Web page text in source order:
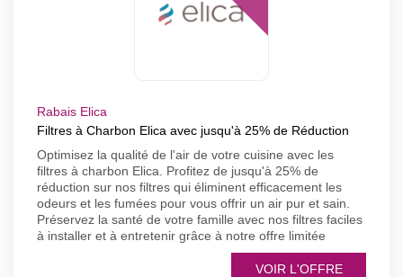
Rabais Elica
Filtres à Charbon Elica avec jusqu'à 25% de Réduction
Optimisez la qualité de l'air de votre cuisine avec les
filtres à charbon Elica. Profitez de jusqu'à 25% de
réduction sur nos filtres qui éliminent efficacement les
odeurs et les fumées pour vous offrir un air pur et sain.
Préservez la santé de votre famille avec nos filtres faciles
à installer et à entretenir grâce à notre offre limitée
VOIR L'OFFRE